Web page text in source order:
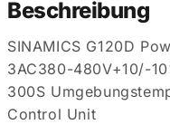
Beschreibung
SINAMICS G120D
3AC380-480V+10/-
300S
Control Unit